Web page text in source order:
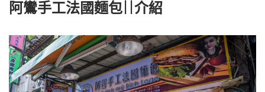
阿鸞手工法國麵包||介紹